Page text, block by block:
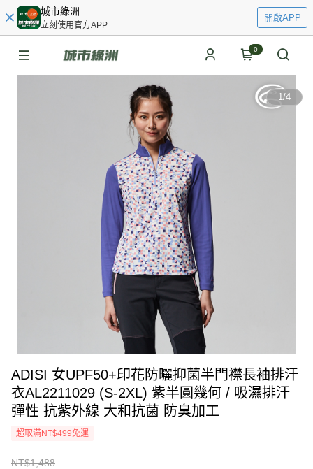
城市綠洲
立刻使用官方APP
開啟APP
0
1/4
ADISI 女UPF50+印花防曬抑菌半門襟長袖排汗
衣AL2211029 (S-2XL) 紫半圓幾何 / 吸濕排汗
彈性 抗紫外線 大和抗菌 防臭加工
超取滿NT$499免運
NT$1,488